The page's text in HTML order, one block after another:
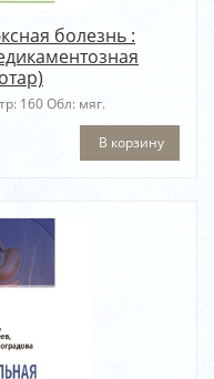
болезнь :
160 Обл: мяг.
В корзину